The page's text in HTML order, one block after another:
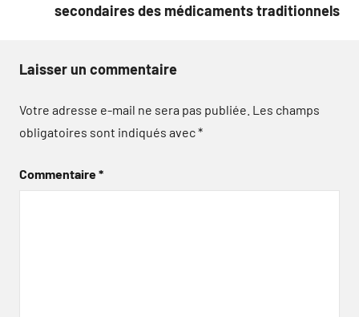
secondaires des médicaments traditionnels
Laisser un commentaire
Votre adresse e-mail ne sera pas publiée. Les champs
obligatoires sont indiqués avec*
Commentaire*